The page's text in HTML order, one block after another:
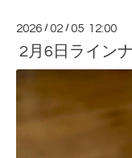
2026 /02 /05 12:00
2月6日ライン